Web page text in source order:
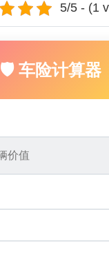
5/5 - (1
🛡️ 车险计算器